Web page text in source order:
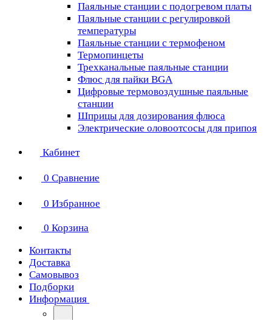
Паяльные станции с подогревом платы
Паяльные станции с регулировкой
температуры
Паяльные станции с термофеном
Термопинцеты
Трехканальные паяльные станции
Флюс для пайки BGA
Цифровые термовоздушные паяльные
станции
Шприцы для дозирования флюса
Электрические оловоотсосы для припоя
Кабинет
0 Сравнение
0 Избранное
0 Корзина
Контакты
Доставка
Самовывоз
Подборки
Информация